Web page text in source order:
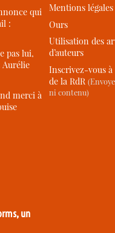
qui
:
pas lui,
Aurélie
merci à
un
Mentions légales
Ours
Utilisation des
d’auteurs
Inscrivez-vous
de la RdR
ni contenu)